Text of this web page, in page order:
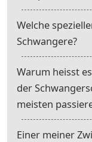
Welche
Schwangere?
Warum heisst
der
meisten
Einer meiner